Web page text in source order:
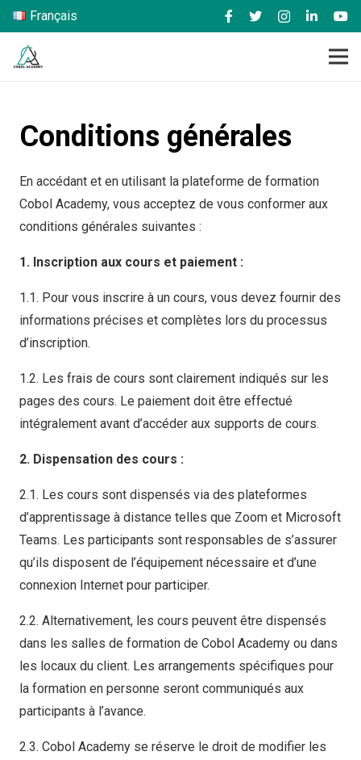
Français
Conditions générales
En accédant et en utilisant la plateforme de formation
Cobol Academy, vous acceptez de vous conformer aux
conditions générales suivantes :
1. Inscription aux cours et paiement :
1.1. Pour vous inscrire à un cours, vous devez fournir des
informations précises et complètes lors du processus
d’inscription.
1.2. Les frais de cours sont clairement indiqués sur les
pages des cours. Le paiement doit être effectué
intégralement avant d’accéder aux supports de cours.
2. Dispensation des cours :
2.1. Les cours sont dispensés via des plateformes
d’apprentissage à distance telles que Zoom et Microsoft
Teams. Les participants sont responsables de s’assurer
qu’ils disposent de l’équipement nécessaire et d’une
connexion Internet pour participer.
2.2. Alternativement, les cours peuvent être dispensés
dans les salles de formation de Cobol Academy ou dans
les locaux du client. Les arrangements spécifiques pour
la formation en personne seront communiqués aux
participants à l’avance.
2.3. Cobol Academy se réserve le droit de modifier les